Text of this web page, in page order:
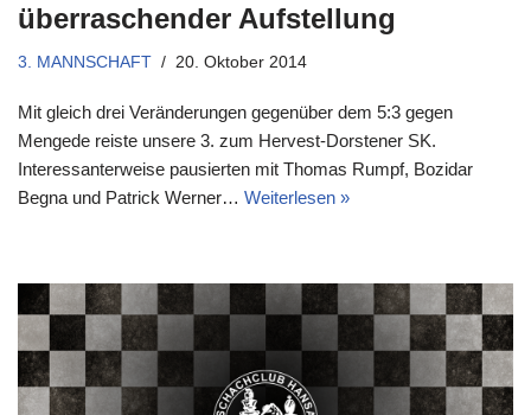
überraschender Aufstellung
3. MANNSCHAFT 20. Oktober 2014
Mit gleich drei Veränderungen gegenüber dem 5:3 gegen
Mengede reiste unsere 3. zum Hervest-Dorstener SK.
Interessanterweise pausierten mit Thomas Rumpf, Bozidar
Begna und Patrick Werner… Weiterlesen »